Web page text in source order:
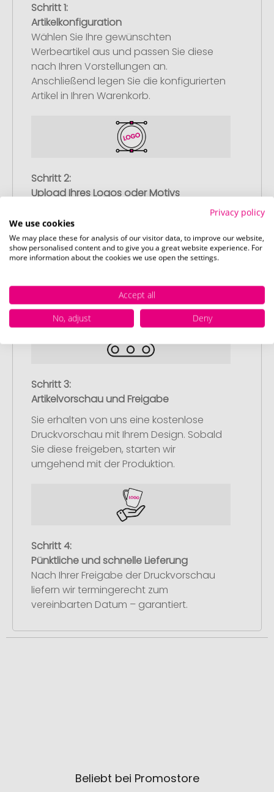
Schritt 1:
Artikelkonfiguration
Wählen Sie Ihre gewünschten
Werbeartikel aus und passen Sie diese
nach Ihren Vorstellungen an.
Anschließend legen Sie die konfigurierten
Artikel in Ihren Warenkorb.
Schritt 2:
Upload Ihres Logos oder Motivs
Bestellabschlussseite (Checkout) Ihr Logo
oder Motiv hoch und schließen Sie Ihre
Bestellung ab. Falls Sie gerade keine
können Sie diese gerne später
nachliefern.
Schritt 3:
Artikelvorschau und Freigabe
Sie erhalten von uns eine kostenlose
Druckvorschau mit Ihrem Design. Sobald
Sie diese freigeben, starten wir
umgehend mit der Produktion.
Schritt 4:
Pünktliche und schnelle Lieferung
Nach Ihrer Freigabe der Druckvorschau
liefern wir termingerecht zum
vereinbarten Datum – garantiert.
Beliebt bei Promostore
Privacy policy
We use cookies
We may place these for analysis of our visitor data, to improve our website,
show personalised content and to give you a great website experience. For
more information about the cookies we use open the settings.
Accept all
No, adjust
Deny